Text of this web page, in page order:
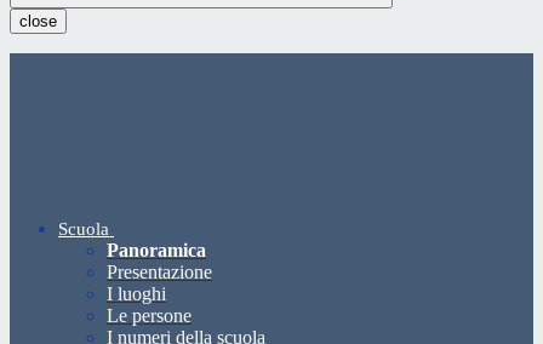
close
Scuola
Panoramica
Presentazione
I luoghi
Le persone
I numeri della scuola